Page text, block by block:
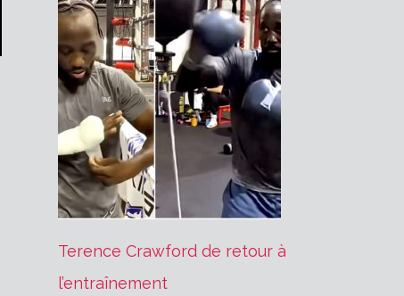
Terence Crawford de retour à
l’entraînement